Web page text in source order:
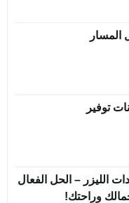
المسار
توفير
الليزر – الحل الفعال
وراحتك!